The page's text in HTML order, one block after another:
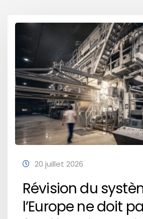
20 juillet 2026
Révision du
l’Europe ne doit